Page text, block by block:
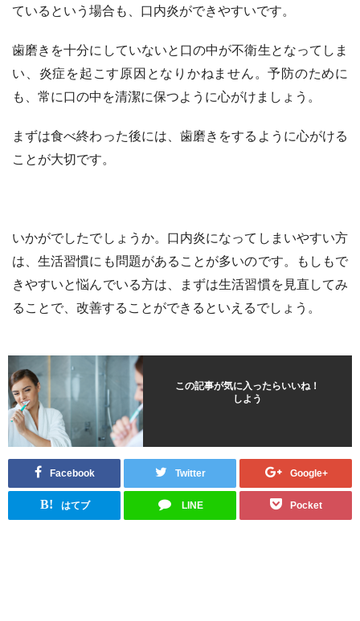
ているという場合も、口内炎ができやすいです。
歯磨きを十分にしていないと口の中が不衛生となってしま
い、炎症を起こす原因となりかねません。予防のために
も、常に口の中を清潔に保つように心がけましょう。
まずは食べ終わった後には、歯磨きをするように心がける
ことが大切です。
いかがでしたでしょうか。口内炎になってしまいやすい方
は、生活習慣にも問題があることが多いのです。もしもで
きやすいと悩んでいる方は、まずは生活習慣を見直してみ
ることで、改善することができるといえるでしょう。
この記事が気に入ったらいいね！
しよう
Facebook Twitter Google+
B! はてブ LINE Pocket